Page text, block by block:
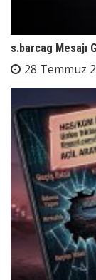
s.barcag Mesajı
28 Temmuz